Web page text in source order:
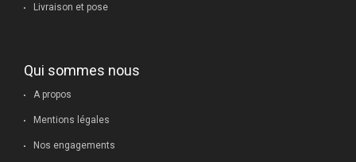
Livraison et pose
Qui sommes nous
A propos
Mentions légales
Nos engagements